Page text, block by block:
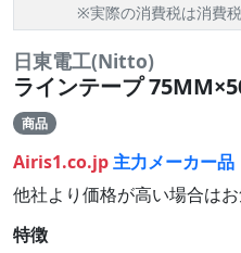
※実際の消費税は消費
日東電工(Nitto)
ラインテープ
商品
Airis1.co.jp主力メーカー品
他社より価格が高い場合は
特徴